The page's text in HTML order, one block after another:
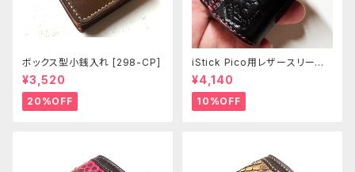
ボックス型小銭入れ [298-CP]
¥3,520
20%OFF
iStick Pico用レザースリーブ
[381-pc]
¥4,140
10%OFF